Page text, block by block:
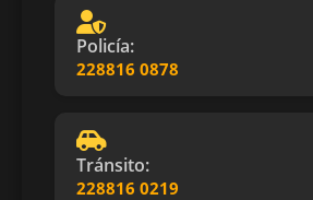
Policía:
228816 0878
Tránsito:
228816 0219